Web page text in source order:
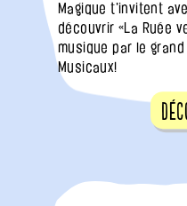
Magique t'invitent
découvrir «La Ruée
musique par le
Musicaux!